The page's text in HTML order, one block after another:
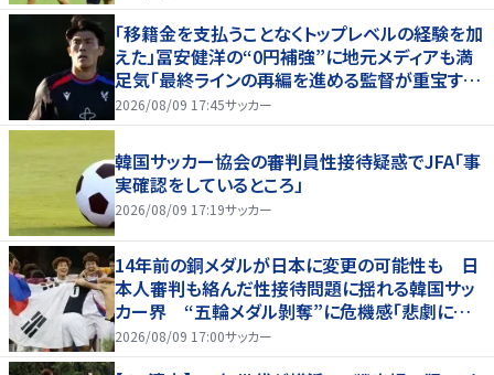
「移籍金を支払うことなくトップレベルの経験を加
えた」冨安健洋の“0円補強”に地元メディアも満
足気「最終ラインの再編を進める監督が重宝する
柔軟性を備えている」
2026/08/09 17:45サッカー
韓国サッカー協会の審判員性接待疑惑でJFA「事
実確認をしているところ」
2026/08/09 17:19サッカー
14年前の銅メダルが日本に変更の可能性も 日
本人審判も絡んだ性接待問題に揺れる韓国サッ
カー界 “五輪メダル剝奪”に危機感「悲劇に見
舞われる」
2026/08/09 17:00サッカー